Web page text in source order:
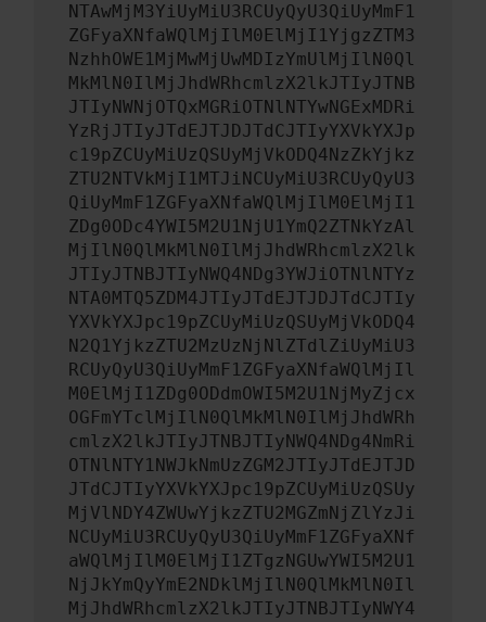
NTAwMjM3YiUyMiU3RCUyQyU3QiUyMmF1
ZGFyaXNfaWQlMjIlM0ElMjI1YjgzZTM3
NzhhOWE1MjMwMjUwMDIzYmUlMjIlN0Ql
MkMlN0IlMjJhdWRhcmlzX2lkJTIyJTNB
JTIyNWNjOTQxMGRiOTNlNTYwNGExMDRi
YzRjJTIyJTdEJTJDJTdCJTIyYXVkYXJp
c19pZCUyMiUzQSUyMjVkODQ4NzZkYjkz
ZTU2NTVkMjI1MTJiNCUyMiU3RCUyQyU3
QiUyMmF1ZGFyaXNfaWQlMjIlM0ElMjI1
ZDg0ODc4YWI5M2U1NjU1YmQ2ZTNkYzAl
MjIlN0QlMkMlN0IlMjJhdWRhcmlzX2lk
JTIyJTNBJTIyNWQ4NDg3YWJiOTNlNTYz
NTA0MTQ5ZDM4JTIyJTdEJTJDJTdCJTIy
YXVkYXJpc19pZCUyMiUzQSUyMjVkODQ4
N2Q1YjkzZTU2MzUzNjNlZTdlZiUyMiU3
RCUyQyU3QiUyMmF1ZGFyaXNfaWQlMjIl
M0ElMjI1ZDg0ODdmOWI5M2U1NjMyZjcx
OGFmYTclMjIlN0QlMkMlN0IlMjJhdWRh
cmlzX2lkJTIyJTNBJTIyNWQ4NDg4NmRi
OTNlNTY1NWJkNmUzZGM2JTIyJTdEJTJD
JTdCJTIyYXVkYXJpc19pZCUyMiUzQSUy
MjVlNDY4ZWUwYjkzZTU2MGZmNjZlYzJi
NCUyMiU3RCUyQyU3QiUyMmF1ZGFyaXNf
aWQlMjIlM0ElMjI1ZTgzNGUwYWI5M2U1
NjJkYmQyYmE2NDklMjIlN0QlMkMlN0Il
MjJhdWRhcmlzX2lkJTIyJTNBJTIyNWY4